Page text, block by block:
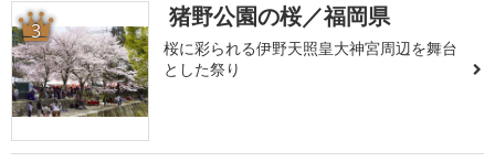
3 猪野公園の桜／福岡県
桜に彩られる伊野天照皇大神宮周辺を舞台
とした祭り